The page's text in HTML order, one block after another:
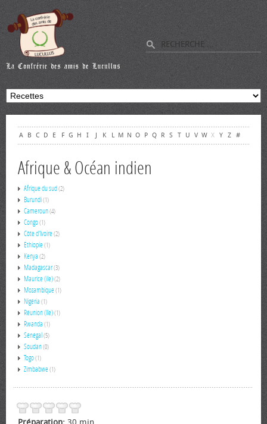
A B C D E F G H I J K L M N O P Q R S T U V W X Y Z #
Afrique & Océan indien
Afrique du sud (2)
Burundi(1)
Cameroun(4)
Congo(1)
Côte d'Ivoire(2)
Ethiopie(1)
Kenya (2)
Madagascar(3)
Maurice (ile)(2)
Mozambique(1)
Nigéria (1)
Réunion (Ile)(1)
Rwanda (1)
Sénégal (5)
Soudan(0)
Togo(1)
Zimbabwe(1)